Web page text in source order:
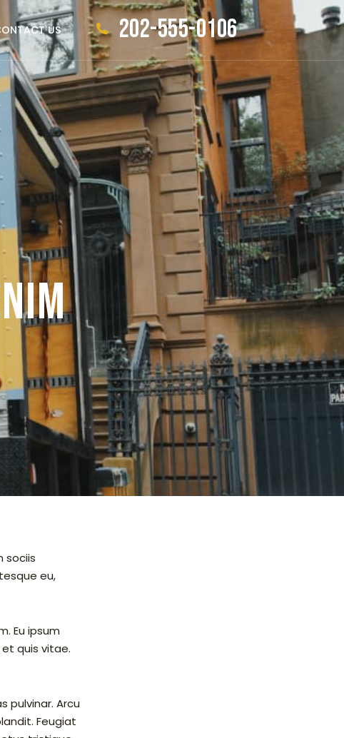
US 202-555-0106
sociis
eu,
Eu ipsum
quis vitae.
pulvinar. Arcu
Feugiat